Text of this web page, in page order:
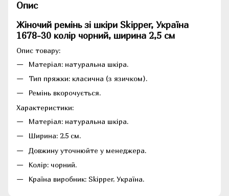
Опис
Жіночий ремінь зі шкіри Skipper, Україна
1678-30 колір чорний, ширина 2,5 см
Опис товару:
Матеріал: натуральна шкіра.
Тип пряжки: класична (з язичком).
Ремінь вкорочується.
Характеристики:
Матеріал: натуральна шкіра.
Ширина: 2,5 см.
Довжину уточнюйте у менеджера.
Колір: чорний.
Країна виробник: Skipper, Україна.